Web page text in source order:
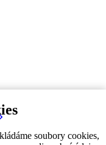
soubory cookies,